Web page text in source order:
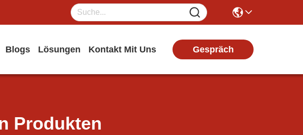
Blogs Lösungen Kontakt Mit Uns Gespräch
Produkten